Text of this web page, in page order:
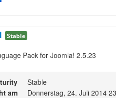
Stable
Pack for Joomla! 2.5.23
Stable
am
Donnerstag, 24. Juli 2014